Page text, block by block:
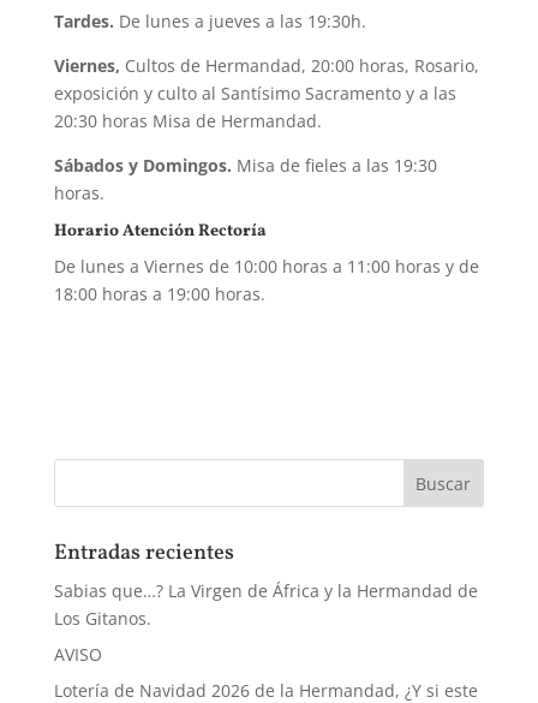
Tardes. De lunes a jueves a las 19:30h.
Viernes, Cultos de Hermandad, 20:00 horas, Rosario,
exposición y culto al Santísimo Sacramento y a las
20:30 horas Misa de Hermandad.
Sábados y Domingos. Misa de fieles a las 19:30
horas.
Horario Atención Rectoría
De lunes a Viernes de 10:00 horas a 11:00 horas y de
18:00 horas a 19:00 horas.
Entradas recientes
Sabias que…? La Virgen de África y la Hermandad de
Los Gitanos.
AVISO
Lotería de Navidad 2026 de la Hermandad, ¿Y si este